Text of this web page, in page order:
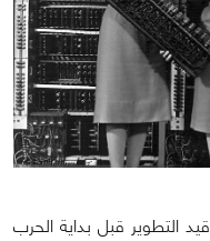
قيد التطوير قبل بداية الحرب